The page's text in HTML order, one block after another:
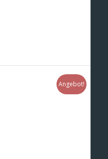
Angebot!